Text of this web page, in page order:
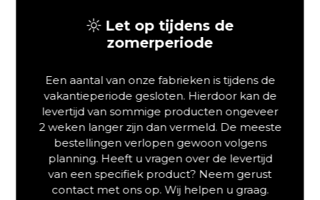
houten bed kopen
dat natuurlijke schoonheid,
een gewichtloos design en functionele opbergruimte
tweepersoons houten ledikant is de ideale keuze voor wie
rust, minimalisme en praktische efficiëntie in de slaapkamer
verlangt. Dit unieke meubelstuk is vervaardigd uit 100%
massief wild eikenhout en wekt door zijn slimme,
terugliggende constructie de indruk dat het elegant in de
ruimte zweeft. Door te kiezen voor dit innovatieve model
investeert u in een opgeruimde, gezonde slaapomgeving en
oersterk comfort tegen een zeer aantrekkelijke online prijs.
Let op tijdens de
zomerperiode
Een aantal van onze fabrieken is tijdens de
vakantieperiode gesloten. Hierdoor kan de
levertijd van sommige producten ongeveer
2 weken langer zijn dan vermeld. De meeste
bestellingen verlopen gewoon volgens
planning. Heeft u vragen over de levertijd
van een specifiek product? Neem gerust
contact met ons op. Wij helpen u graag.